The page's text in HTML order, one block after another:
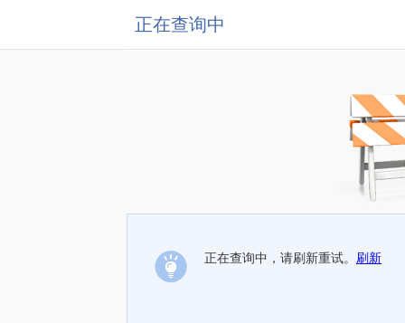
正在查询中
正在查询中，请刷新重试。 刷新